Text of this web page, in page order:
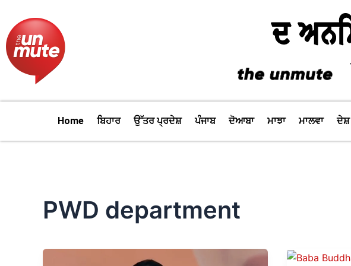
content
Home ਬਿਹਾਰ ਉੱਤਰ ਪ੍ਰਦੇਸ਼ ਪੰਜਾਬ ਦੋਆਬਾ ਮਾਝਾ ਮਾਲਵਾ ਦੇਸ਼
PWD department